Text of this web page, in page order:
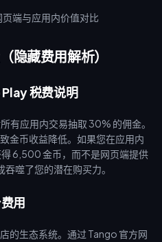
隐藏费用解析）
税费说明
有应用内交易抽取 30% 的佣金。
金币收益降低。如果您在应用内
6,500 金币，而不是网页端提供
噬了您的潜在购买力。
用
的生态系统。通过 Tango 官方网